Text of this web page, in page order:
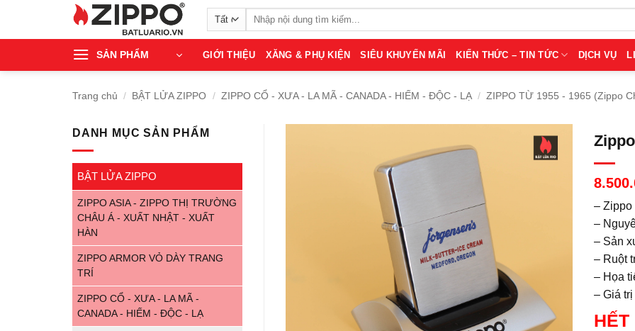
Tìm
kiếm:
SẢN PHẨM GIỚI THIỆU XĂNG & PHỤ KIỆN SIÊU KHUYẾN MÃI KIẾN THỨC – TIN TỨC DỊCH VỤ
Trang chủ / BẬT LỬA ZIPPO / ZIPPO CỔ - XƯA - LA MÃ - CANADA - HIẾM - ĐỘC - LẠ / ZIPPO TỪ 1955 - 1965 (Zippo
DANH MỤC SẢN PHẨM
BẬT LỬA ZIPPO
ZIPPO ASIA - ZIPPO THỊ TRƯỜNG
CHÂU Á - XUẤT NHẬT - XUẤT
HÀN
ZIPPO ARMOR VỎ DÀY TRANG
TRÍ
ZIPPO CỔ - XƯA - LA MÃ -
CANADA - HIẾM - ĐỘC - LẠ
– Zippo
–
– Sản
– Ruột
– Họa
– Giá
HẾT